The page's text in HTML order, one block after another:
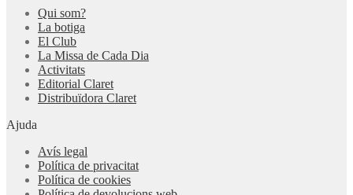
Qui som?
La botiga
El Club
La Missa de Cada Dia
Activitats
Editorial Claret
Distribuïdora Claret
Ajuda
Avís legal
Política de privacitat
Política de cookies